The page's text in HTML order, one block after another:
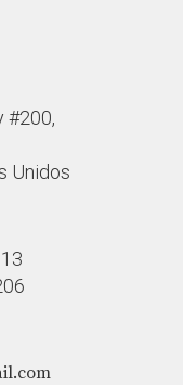
#200,
Unidos